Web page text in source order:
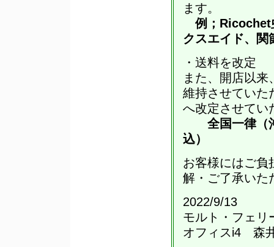
ます。
例；Ricochet
クスエイド、関
・送料を改定
また、開店以
維持させていた
へ改定させてい
全国一律（
込）
お客様にはご負
解・ご了承いた
2022/9/13
モルト・フェリ
オフィスi4 森